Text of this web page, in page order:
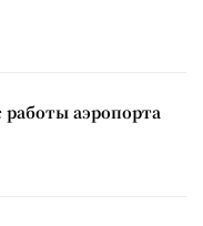
работы аэропорта